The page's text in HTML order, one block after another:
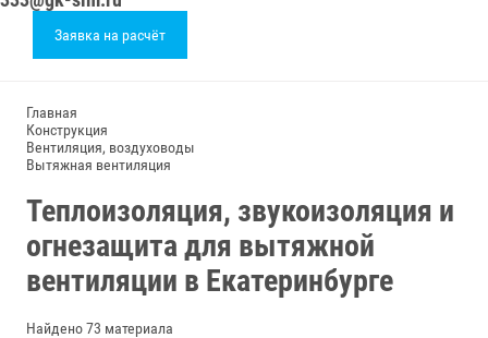
Заявка на расчёт
Главная
Конструкция
Вентиляция, воздуховоды
Вытяжная вентиляция
Теплоизоляция, звукоизоляция и
огнезащита для вытяжной
вентиляции в Екатеринбурге
Найдено 73 материала